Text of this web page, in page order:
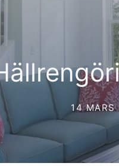
14 MARS